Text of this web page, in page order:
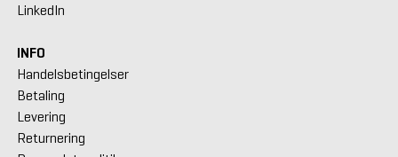
LinkedIn
INFO
Handelsbetingelser
Betaling
Levering
Returnering